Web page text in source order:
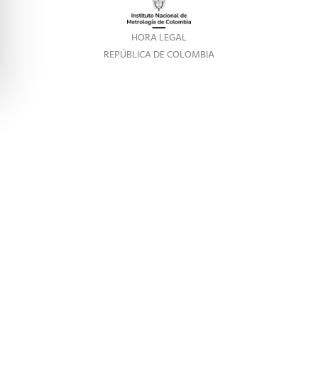
HORA LEGAL
REPÚBLICA DE COLOMBIA